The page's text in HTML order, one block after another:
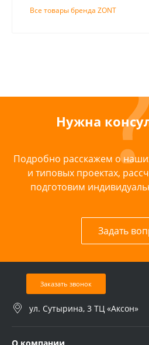
Все товары бренда ZONT
Нужна
Подробно расскажем о
и типовых проектах,
подготовим
Задать
Заказать звонок
ул. Сутырина, 3 ТЦ «Аксон»
О компании